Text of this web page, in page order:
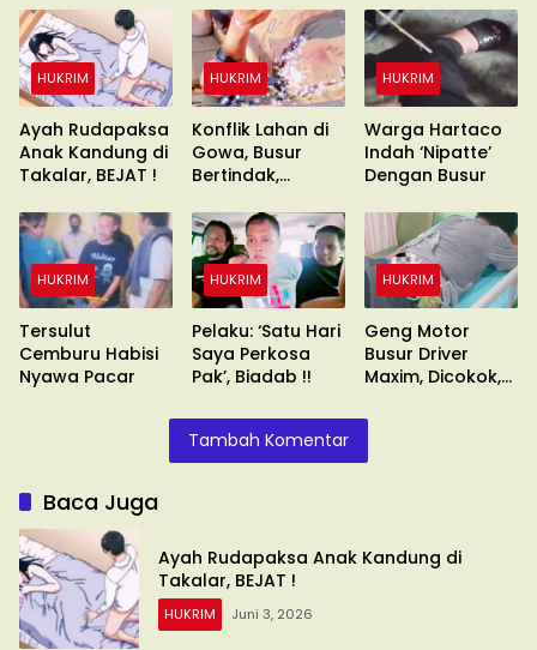
HUKRIM
Ayah Rudapaksa
Anak Kandung di
Takalar, BEJAT !
HUKRIM
Konflik Lahan di
Gowa, Busur
Bertindak,
HUKRIM
Warga Hartaco
Indah ‘Nipatte’
Dengan Busur
HUKRIM
Tersulut
Cemburu Habisi
Nyawa Pacar
HUKRIM
Pelaku: ‘Satu Hari
Saya Perkosa
Pak’, Biadab !!
HUKRIM
Geng Motor
Busur Driver
Maxim, Dicokok,
Tambah Komentar
Baca Juga
Ayah Rudapaksa Anak Kandung di
Takalar, BEJAT !
HUKRIM Juni 3, 2026